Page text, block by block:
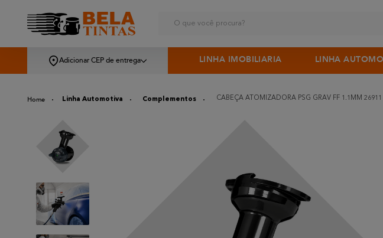
Adicionar CEP de entrega LINHA IMOBILIARIA LINHA
Linha Automotiva Complementos CABEÇA ATOMIZADORA PSG GRAV FF 1.1MM